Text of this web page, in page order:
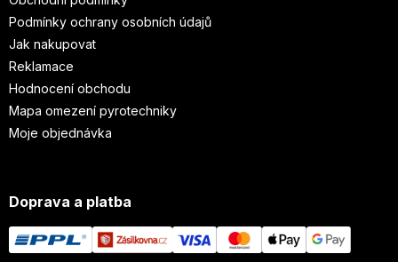
Podmínky ochrany osobních údajů
Jak nakupovat
Reklamace
Hodnocení obchodu
Mapa omezení pyrotechniky
Moje objednávka
Doprava a platba